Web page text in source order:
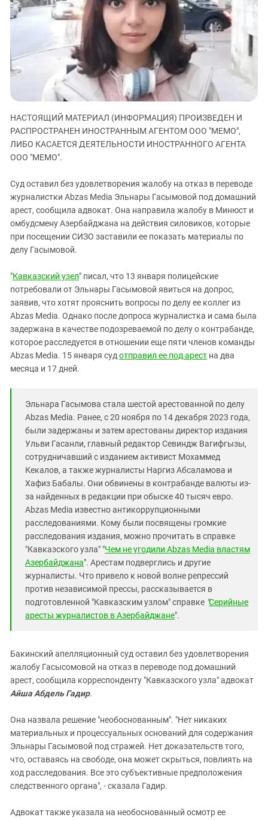
ЗАСТАВЛЯЕТ
КАВКАЗ ЗА ПАЛЕСТИНУ
ИНАКОМЫСЛИЕ В ЧЕЧНЕ
ПРЕСЛЕДОВАНИЕ АКТИВИСТОВ
МОБИЛИЗАЦИЯ И ПРОТЕСТЫ
Дагестан
Кабардино-Балкария
Карачаево-Черкесия
Краснодарский край
Нагорный Карабах
Российская Федерация
Ростовская область
СКФО
Ставропольский край
Чечня
Южная Осетия
Южный Кавказ
ЮФО
НАСТОЯЩИЙ МАТЕРИАЛ (ИНФОРМАЦИЯ) ПРОИЗВЕДЕН И
РАСПРОСТРАНЕН ИНОСТРАННЫМ АГЕНТОМ ООО "МЕМО",
ЛИБО КАСАЕТСЯ ДЕЯТЕЛЬНОСТИ ИНОСТРАННОГО АГЕНТА
ООО "МЕМО".
Суд оставил без удовлетворения жалобу на отказ в переводе
журналистки Abzas Media Эльнары Гасымовой под домашний
арест, сообщила адвокат. Она направила жалобу в Минюст и
омбудсмену Азербайджана на действия силовиков, которые
при посещении СИЗО заставили ее показать материалы по
делу Гасымовой.
"Кавказский узел" писал, что 13 января полицейские
потребовали от Эльнары Гасымовой явиться на допрос,
заявив, что хотят прояснить вопросы по делу ее коллег из
Abzas Media. Однако после допроса журналистка и сама была
задержана в качестве подозреваемой по делу о контрабанде,
которое расследуется в отношении еще пяти членов команды
Abzas Media. 15 января суд отправил ее под арест на два
месяца и 17 дней.
Эльнара Гасымова стала шестой арестованной по делу
Abzas Media. Ранее, с 20 ноября по 14 декабря 2023 года,
были задержаны и затем арестованы директор издания
Ульви Гасанли, главный редактор Севиндж Вагифгызы,
сотрудничавший с изданием активист Мохаммед
Кекалов, а также журналисты Наргиз Абсаламова и
Хафиз Бабалы. Они обвинены в контрабанде валюты из-
за найденных в редакции при обыске 40 тысяч евро.
Abzas Media известно антикоррупционными
расследованиями. Кому были посвящены громкие
расследования издания, можно прочитать в справке
"Кавказского узла" "Чем не угодили Abzas Media властям
Азербайджана". Арестам подверглись и другие
журналисты. Что привело к новой волне репрессий
против независимой прессы, рассказывается в
подготовленной "Кавказским узлом" справке "Серийные
аресты журналистов в Азербайджане".
Бакинский апелляционный суд оставил без удовлетворения
жалобу Гасысомовой на отказ в переводе под домашний
арест, сообщила корреспонденту "Кавказского узла" адвокат
Айша Абдель Гадир.
Она назвала решение "необоснованным". "Нет никаких
материальных и процессуальных оснований для содержания
Эльнары Гасымовой под стражей. Нет доказательств того,
что, оставаясь на свободе, она может скрыться, повлиять на
ход расследования. Все это субъективные предположения
следственного органа", - сказала Гадир.
Адвокат также указала на необоснованный осмотр ее